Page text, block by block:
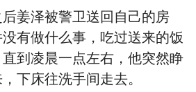
姜泽被警卫送回自己的房
有做什么事，吃过送来的饭
到凌晨一点左右，他突然睁
下床往洗手间走去。